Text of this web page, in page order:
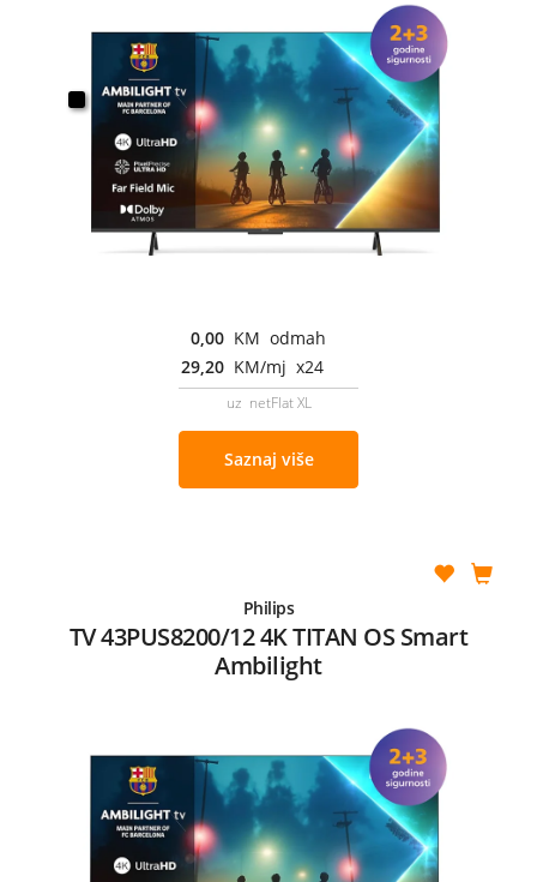
0,00 KM odmah
29,20 KM/mj x24
uz netFlat XL
Saznaj više
Philips
TV 43PUS8200/12 4K TITAN OS Smart
Ambilight